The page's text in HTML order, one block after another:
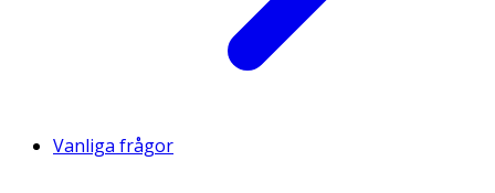
Vanliga frågor